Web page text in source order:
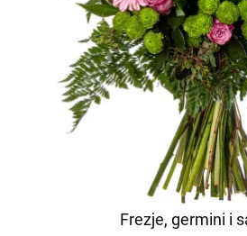
Frezje, germini i